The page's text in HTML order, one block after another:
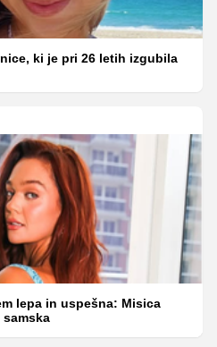
ki je pri 26 letih izgubila
lepa in uspešna: Misica
samska